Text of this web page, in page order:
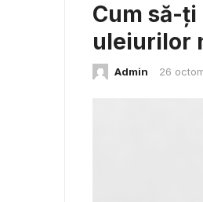
Cum să-
uleiurilor
Admin 26